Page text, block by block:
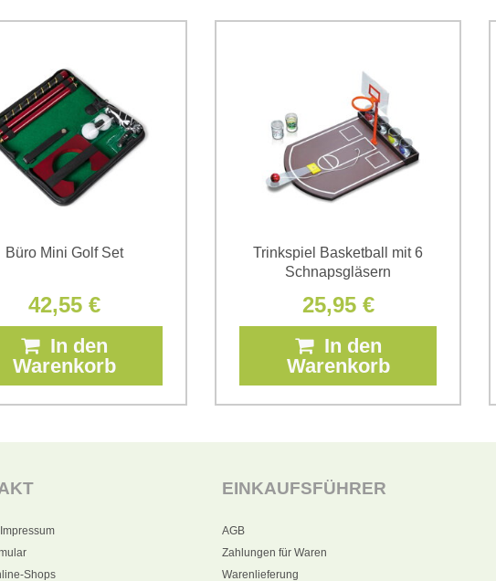
Daten zum Zwecke der Absendung
Büro Mini Golf Set
42,55 €
In den
Warenkorb
Trinkspiel Basketball mit 6
Schnapsgläsern
25,95 €
In den
Warenkorb
Shops
EINKAUFSFÜHRER
AGB
Zahlungen für Waren
Warenlieferung